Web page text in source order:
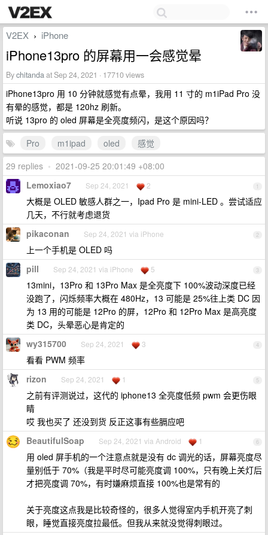
V2EX › iPhone
iPhone13pro 的屏幕用一会感觉晕
Bychitandaat Sep 24, 2021 · 17710 views
iPhone13pro 用 10 分钟就感觉有点晕，我用 11 寸的 m1iPad Pro 没
有晕的感觉，都是 120hz 刷新。
听说 13pro 的 oled 屏幕是全亮度频闪，是这个原因吗？
Pro
m1ipad oled
感觉
29 replies • 2021-09-25 20:01:49 +08:00
1
Lemoxiao7 Sep 24, 2021 2
大概是 OLED 敏感人群之一，Ipad Pro 是 mini-LED 。尝试适应
几天，不行就考虑退货
2
pikaconan Sep 24, 2021 via iPhone
上一个手机是 OLED 吗
3
pill Sep 24, 2021 via iPhone 5
13mini，13Pro 和 13Pro Max 是全亮度下 100%波动深度已经
没跑了，闪烁频率大概在 480Hz，13 可能是 25%往上类 DC 因
为 13 用的可能是 12Pro 的屏，12Pro 和 12Pro Max 是高亮度
类 DC，头晕恶心是肯定的
4
wy315700 Sep 24, 2021 3
看看 PWM 频率
5
rizon Sep 24, 2021 1
之前有评测说过，这代的 iphone13 全亮度低频 pwm 会更伤眼
睛
哎 我也买了 还没到货 反正这事有些膈应吧
6
BeautifulSoap Sep 24, 2021 via Android 1
用 oled 屏手机的一个注意点就是没有 dc 调光的话，屏幕亮度尽
量别低于 70%（我是平时尽可能亮度调 100%，只有晚上关灯后
才把亮度调 70%，有时嫌麻烦直接 100%也是常有的
关于亮度这点我是比较奇怪的，很多人觉得室内手机开亮了刺
眼，睡觉直接亮度拉最低。但我从来就没觉得刺眼过。